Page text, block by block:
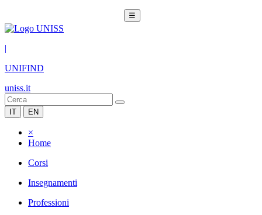
☰
|
UNIFIND
uniss.it
IT EN
×
Home
Corsi
Insegnamenti
Professioni